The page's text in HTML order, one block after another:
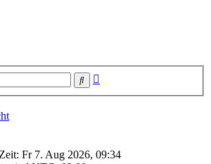
Suche
Fr 7. Aug 2026, 09:34